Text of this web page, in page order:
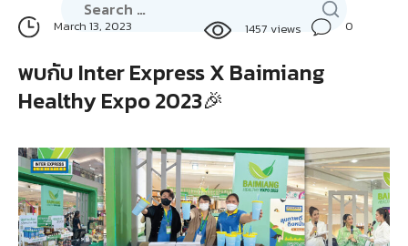
March 13, 2023 1457 views 0
พบกับ Inter Express X Baimiang
Healthy Expo 2023🎉